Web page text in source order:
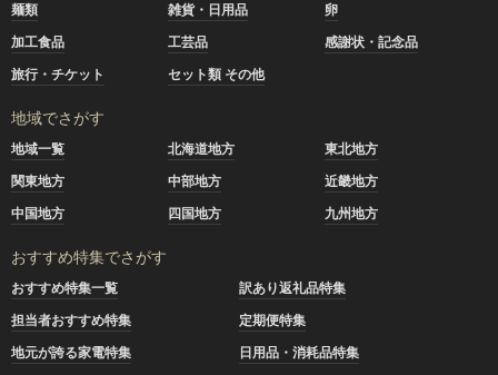
麺類
雑貨・日用品
卵
加工食品
工芸品
感謝状・記念品
旅行・チケット
セット類 その他
地域でさがす
地域一覧 北海道地方
東北地方
関東地方
中部地方
近畿地方
中国地方
四国地方 九州地方
おすすめ特集でさがす
おすすめ特集一覧
訳あり返礼品特集
担当者おすすめ特集
定期便特集
地元が誇る家電特集
日用品・消耗品特集